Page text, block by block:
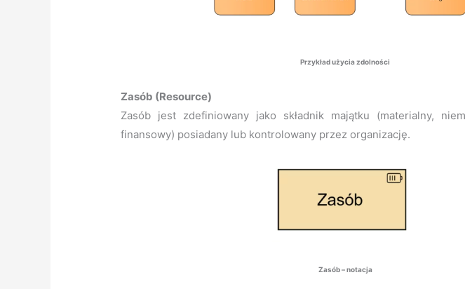
Przykład użycia zdolności
Zasób (Resource)
Zasób jest zdefiniowany jako składnik majątku (materialny,
finansowy) posiadany lub kontrolowany przez organizację.
Zasób – notacja